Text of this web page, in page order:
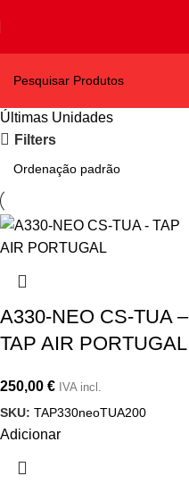
Últimas Unidades
Filters
A330-NEO CS-TUA –
TAP AIR PORTUGAL
250,00 € IVA incl.
SKU: TAP330neoTUA200
Adicionar